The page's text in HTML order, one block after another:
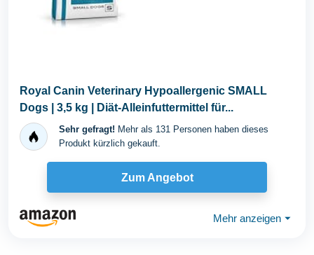
Royal Canin Veterinary Hypoallergenic SMALL
Dogs | 3,5 kg | Diät-Alleinfuttermittel für...
Sehr gefragt! Mehr als 131 Personen haben dieses
Produkt kürzlich gekauft.
Zum Angebot
Mehr anzeigen ⏷